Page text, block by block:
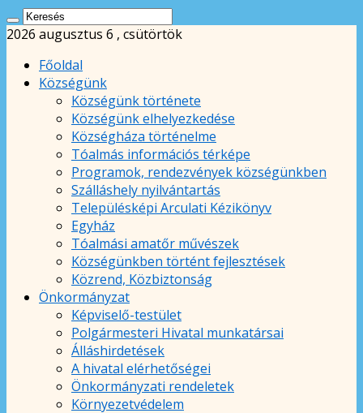
2026 augusztus 6 , csütörtök
Főoldal
Községünk
Községünk története
Községünk elhelyezkedése
Községháza történelme
Tóalmás információs térképe
Programok, rendezvények községünkben
Szálláshely nyilvántartás
Településképi Arculati Kézikönyv
Egyház
Tóalmási amatőr művészek
Községünkben történt fejlesztések
Közrend, Közbiztonság
Önkormányzat
Képviselő-testület
Polgármesteri Hivatal munkatársai
Álláshirdetések
A hivatal elérhetőségei
Önkormányzati rendeletek
Környezetvédelem